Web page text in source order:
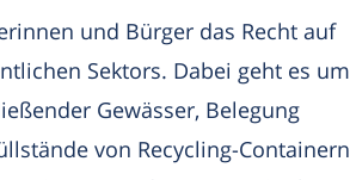
und Bürger das Recht auf
Sektors. Dabei geht es um
Gewässer, Belegung
von Recycling-Containern